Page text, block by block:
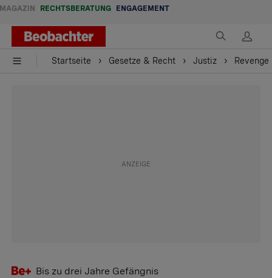
MAGAZIN RECHTSBERATUNG ENGAGEMENT
Startseite Gesetze & Recht Justiz
Bis zu drei Jahre Gefängnis